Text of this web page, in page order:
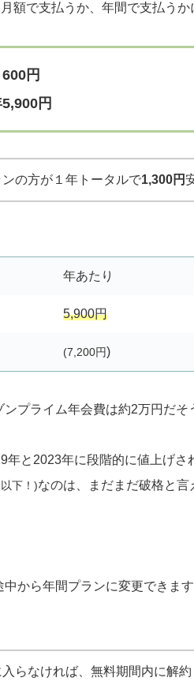
額で支払うか、年間で支払う
円
円
の方が１年トータルで1,300円
年あたり
5,900円
(7,200円)
プライム年会費は約2万円だそ
年と2023年に段階的に値上げ
下！)なのは、まだまだ破格と言
中から年間プランに変更できま
入らなければ、無料期間内に解